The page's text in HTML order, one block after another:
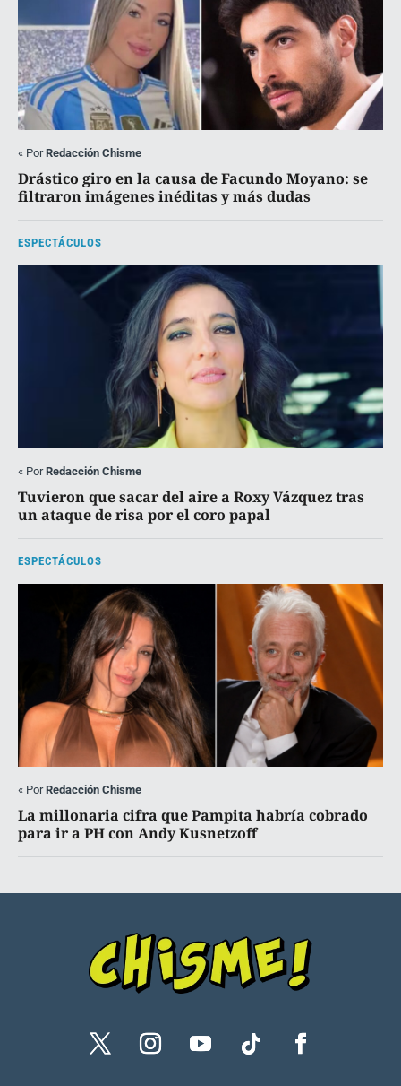
« PorRedacción Chisme
Drástico giro en la causa de Facundo Moyano: se
filtraron imágenes inéditas y más dudas
ESPECTÁCULOS
« PorRedacción Chisme
Tuvieron que sacar del aire a Roxy Vázquez tras
un ataque de risa por el coro papal
ESPECTÁCULOS
« PorRedacción Chisme
La millonaria cifra que Pampita habría cobrado
para ir a PH con Andy Kusnetzoff